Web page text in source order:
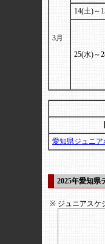
3月
14(土)～
25(水)～
愛知県ジュニ
2025年愛知
※ ジュニアスケ